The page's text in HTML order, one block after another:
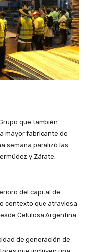
que también
mayor fabricante de
semana paralizó las
y Zárate,
del capital de
contexto que atraviesa
Celulosa Argentina.
de generación de